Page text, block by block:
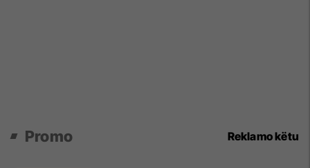
Promo Reklamo këtu